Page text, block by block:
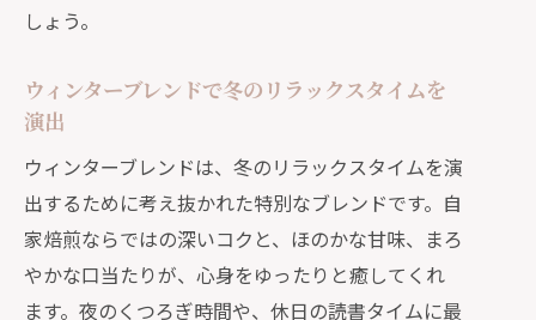
自家焙煎コーヒーギフトで伝わる冬の
ギフト用自家焙煎コーヒーの選び方と
コツ
贈り物に最適な冬限定自家焙煎ブレン
ドを選ぶ方法
しょう。
ウィンターブレンドで冬のリラックスタイムを
演出
ウィンターブレンドは、冬のリラックスタイムを演
出するために考え抜かれた特別なブレンドです。自
家焙煎ならではの深いコクと、ほのかな甘味、まろ
やかな口当たりが、心身をゆったりと癒してくれ
ます。夜のくつろぎ時間や、休日の読書タイムに最